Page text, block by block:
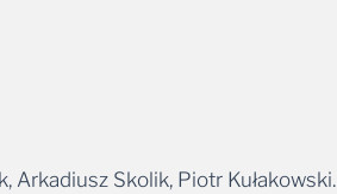
Arkadiusz Skolik, Piotr Kułakowski.